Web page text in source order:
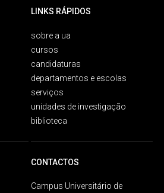
LINKS RÁPIDOS
sobre a ua
cursos
candidaturas
departamentos e escolas
serviços
unidades de investigação
biblioteca
CONTACTOS
Campus Universitário de